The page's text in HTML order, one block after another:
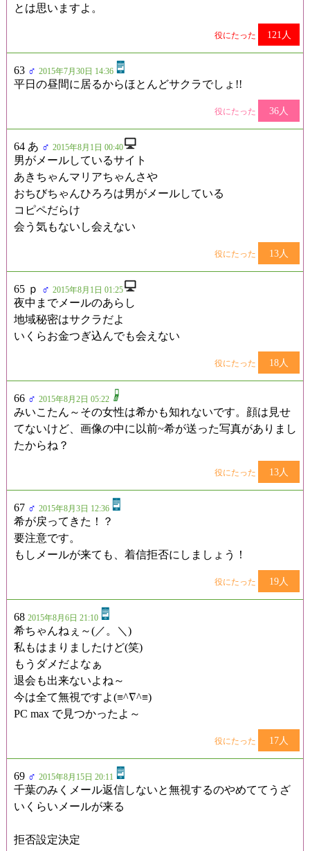
とは思いますよ。
役にたった 121人
63 ♂ 2015年7月30日 14:36
平日の昼間に居るからほとんどサクラでしょ!!
役にたった 36人
64 あ ♂ 2015年8月1日 00:40
男がメールしているサイト
あきちゃんマリアちゃんさや
おちびちゃんひろろは男がメールしている
コピペだらけ
会う気もないし会えない
役にたった 13人
65 ｐ ♂ 2015年8月1日 01:25
夜中までメールのあらし
地域秘密はサクラだよ
いくらお金つぎ込んでも会えない
役にたった 18人
66 ♂ 2015年8月2日 05:22
みいこたん～その女性は希かも知れないです。顔は見せ
てないけど、画像の中に以前~希が送った写真がありまし
たからね？
役にたった 13人
67 ♂ 2015年8月3日 12:36
希が戻ってきた！？
要注意です。
もしメールが来ても、着信拒否にしましょう！
役にたった 19人
68 2015年8月6日 21:10
希ちゃんねぇ～(／。＼)
私もはまりましたけど(笑)
もうダメだよなぁ
退会も出来ないよね～
今は全て無視ですよ(≡^∇^≡)
PC max で見つかったよ～
役にたった 17人
69 ♂ 2015年8月15日 20:11
千葉のみくメール返信しないと無視するのやめててうざ
いくらいメールが来る
拒否設定決定